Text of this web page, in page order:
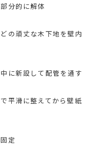
分的に解体
の頑丈な木下地を壁内
に新設して配管を通す
平滑に整えてから壁紙
定